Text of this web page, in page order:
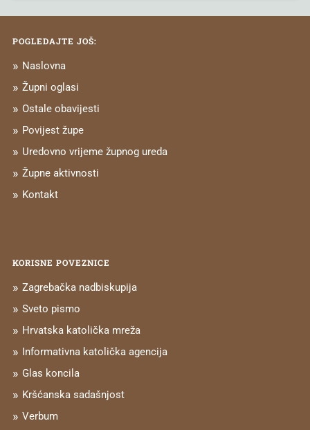
POGLEDAJTE JOŠ:
Naslovna
Župni oglasi
Ostale obavijesti
Povijest župe
Uredovno vrijeme župnog ureda
Župne aktivnosti
Kontakt
KORISNE POVEZNICE
Zagrebačka nadbiskupija
Sveto pismo
Hrvatska katolička mreža
Informativna katolička agencija
Glas koncila
Kršćanska sadašnjost
Verbum